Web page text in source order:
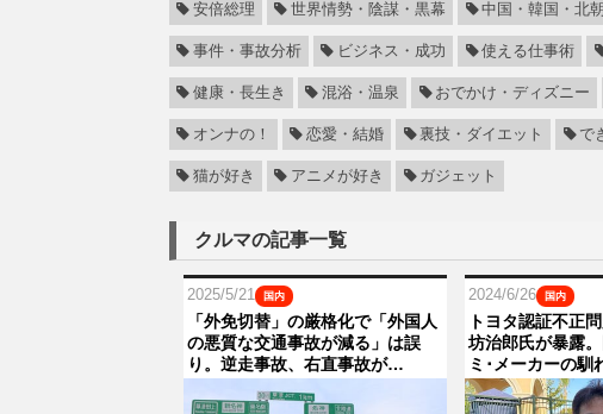
安倍総理 世界情勢・陰謀・黒幕 中国・韓国・北
事件・事故分析 ビジネス・成功 使える仕事術
健康・長生き 混浴・温泉 おでかけ・ディズニー
オンナの！ 恋愛・結婚 裏技・ダイエット で
猫が好き アニメが好き ガジェット
クルマの記事一覧
2025/5/21 国内
「外免切替」の厳格化で「外国人
の悪質な交通事故が減る」は誤
り。逆走事故、右直事故が…
2024/6/26 国内
トヨタ認証不正
坊治郎氏が暴露
ミ･メーカーの馴